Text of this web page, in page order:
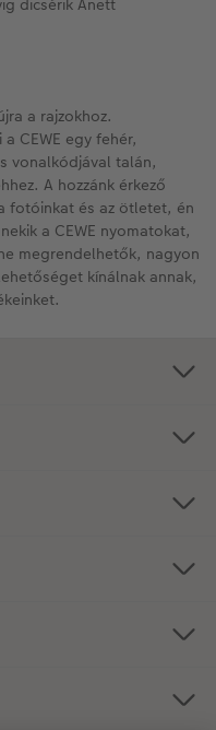
dicsérik Anett
a rajzokhoz.
CEWE egy fehér,
vonalkódjával talán,
A hozzánk érkező
fotóinkat és az ötletet, én
a CEWE nyomatokat,
megrendelhetők, nagyon
kínálnak annak,